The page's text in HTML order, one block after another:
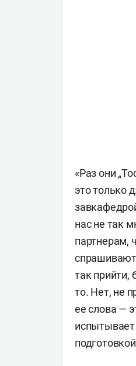
«Раз они
это только
нас не так
партнерам,
так прийти,
то. Нет, не
ее слова —
испытывает